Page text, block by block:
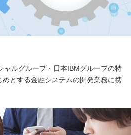
ャルグループ・日本IBMグループの特
とする金融システムの開発業務に携